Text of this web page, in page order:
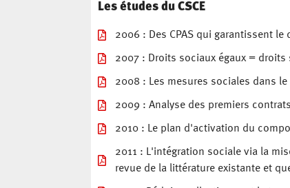
Les études du CSCE
2006 : Des CPAS qui garantissent
2007 : Droits sociaux égaux =
2008 : Les mesures sociales dans
2009 : Analyse des premiers
2010 : Le plan d'activation du
2011 : L'intégration sociale via la
revue de la littérature existante et